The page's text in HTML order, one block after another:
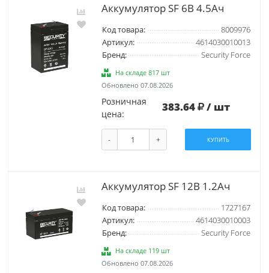
Аккумулятор SF 6В 4.5Ач
Код товара:
8009976
Артикул:
4614030010013
Бренд:
Security Force
На складе 817 шт
Обновлено 07.08.2026
Розничная
цена:
383.64 / шт
- + КУПИТЬ
Аккумулятор SF 12В 1.2Ач
Код товара:
1727167
Артикул:
4614030010003
Бренд:
Security Force
На складе 119 шт
Обновлено 07.08.2026